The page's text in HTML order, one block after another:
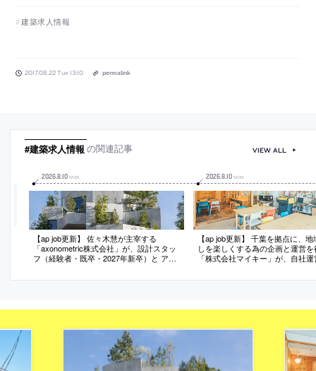
建築求人情報
2017.08.22 Tue 13:10 permalink
#建築求人情報 の関連記事
2026.8.10 MON
【ap job更新】 佐々木慧が主宰する
「axonometric株式会社」が、設計スタッ
フ（経験者・既卒・2027年新卒）と アル
2026.8.10 MON
【ap job更新】 千葉を拠点に、
しを楽しくする為の企画と運営を
「株式会社マイキー」が、自社
経験者も歓迎）を募集中
VIEW ALL